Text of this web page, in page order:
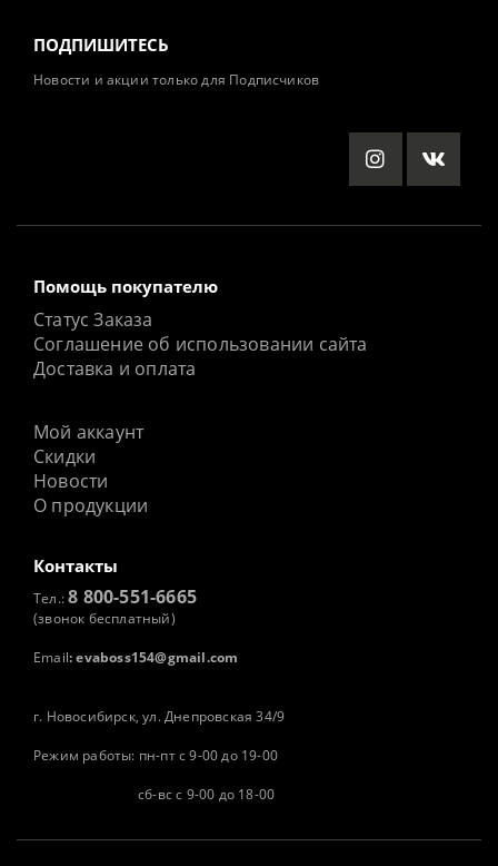
ПОДПИШИТЕСЬ
Новости и акции только для Подписчиков
Помощь покупателю
Статус Заказа
Соглашение об использовании сайта
Доставка и оплата
Мой аккаунт
Скидки
Новости
О продукции
Контакты
Тел.:8 800-551-6665
(звонок бесплатный)
Email: evaboss154@gmail.com
г. Новосибирск, ул. Днепровская 34/9
Режим работы: пн-пт с 9-00 до 19-00
сб-вс с 9-00 до 18-00